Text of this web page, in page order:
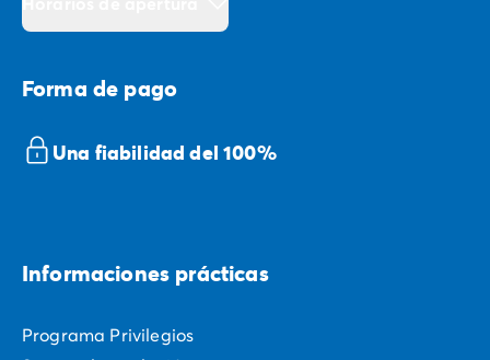
Forma de pago
Una fiabilidad del 100%
Informaciones prácticas
Programa Privilegios